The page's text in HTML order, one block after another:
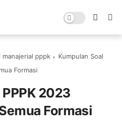
pppk
Kumpulan Soal
Formasi
2023
Formasi